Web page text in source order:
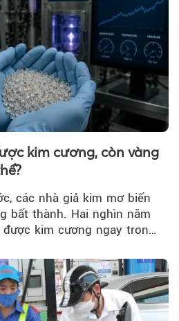
kim cương, còn vàng
các nhà giả kim mơ biến
bất thành. Hai nghìn năm
được kim cương ngay trong